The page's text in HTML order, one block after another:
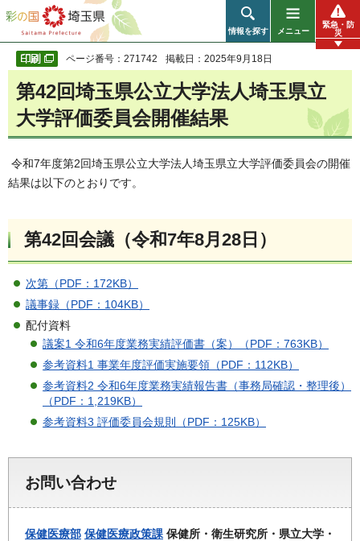
彩の国 埼玉県
情報を探す メニュー
緊急・防
災
ページ番号：271742 掲載日：2025年9月18日
第42回埼玉県公立大学法人埼玉県立
大学評価委員会開催結果
令和7年度第2回埼玉県公立大学法人埼玉県立大学評価委員会の開催
結果は以下のとおりです。
第42回会議（令和7年8月28日）
次第（PDF：172KB）
議事録（PDF：104KB）
配付資料
議案1 令和6年度業務実績評価書（案）（PDF：763KB）
参考資料1 事業年度評価実施要領（PDF：112KB）
参考資料2 令和6年度業務実績報告書（事務局確認・整理後）
（PDF：1,219KB）
参考資料3 評価委員会規則（PDF：125KB）
お問い合わせ
保健医療部 保健医療政策課 保健所・衛生研究所・県立大学・